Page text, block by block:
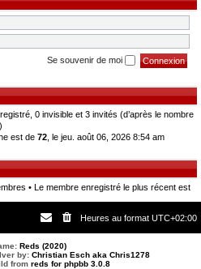
Se souvenir de moi
0 invisible et 3 invités (d’après le nombre
est de 72 , le jeu. août 06, 2026 8:54 am
• Le membre enregistré le plus récent est
Heures au format UTC+02:00
Reds (2020)
by: Christian Esch aka Chris1278
from reds for phpbb 3.0.8